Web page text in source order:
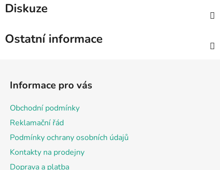
Diskuze
Ostatní informace
Informace pro vás
Obchodní podmínky
Reklamační řád
Podmínky ochrany osobních údajů
Kontakty na prodejny
Doprava a platba